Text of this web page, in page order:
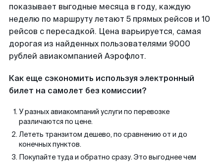
показывает выгодные месяца в году, каждую
неделю по маршруту летают 5 прямых рейсов и 10
рейсов с пересадкой. Цена варьируется, самая
дорогая из найденных пользователями 9000
рублей авиакомпанией Аэрофлот.
Как еще сэкономить используя электронный
билет на самолет без комиссии?
У разных авиакомпаний услуги по перевозке
различаются по цене.
Лететь транзитом дешево, по сравнению от и до
конечных пунктов.
Покупайте туда и обратно сразу. Это выгоднее чем